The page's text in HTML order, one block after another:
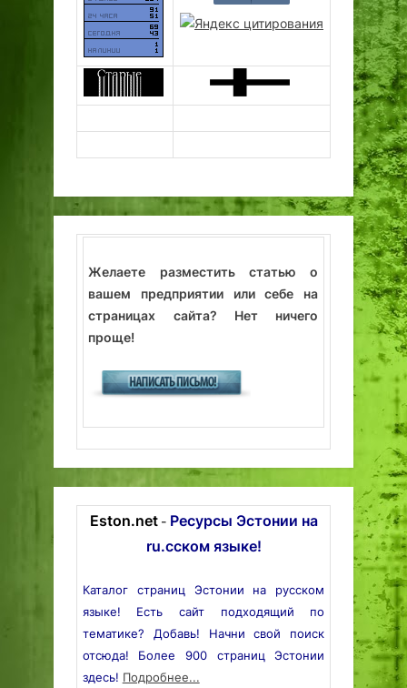
Желаете разместить статью о
вашем предприятии или себе на
страницах сайта? Нет ничего
проще!
Eston.net- Ресурсы Эстонии на
ru.сском языке!
Каталог страниц Эстонии на русском
языке! Есть сайт подходящий по
тематике? Добавь! Начни свой поиск
отсюда! Более 900 страниц Эстонии
здесь! Подробнее...